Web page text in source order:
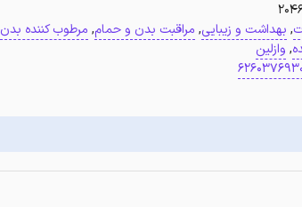
, بهداشت و زیبایی, مراقبت بدن و حمام, مرطوب کننده بدن
, وازلین